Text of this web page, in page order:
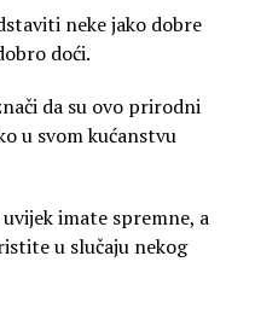
neke jako dobre
doći.
da su ovo prirodni
u svom kućanstvu
imate spremne, a
u slučaju nekog